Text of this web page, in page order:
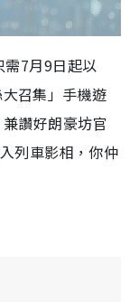
7月9日起以
召集」手機遊
讚好朗豪坊官
列車影相，你仲